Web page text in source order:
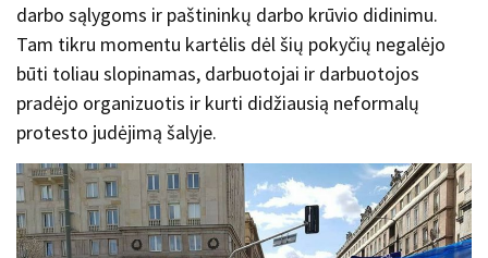
darbo sąlygoms ir paštininkų darbo krūvio didinimu.
Tam tikru momentu kartėlis dėl šių pokyčių negalėjo
būti toliau slopinamas, darbuotojai ir darbuotojos
pradėjo organizuotis ir kurti didžiausią neformalų
protesto judėjimą šalyje.